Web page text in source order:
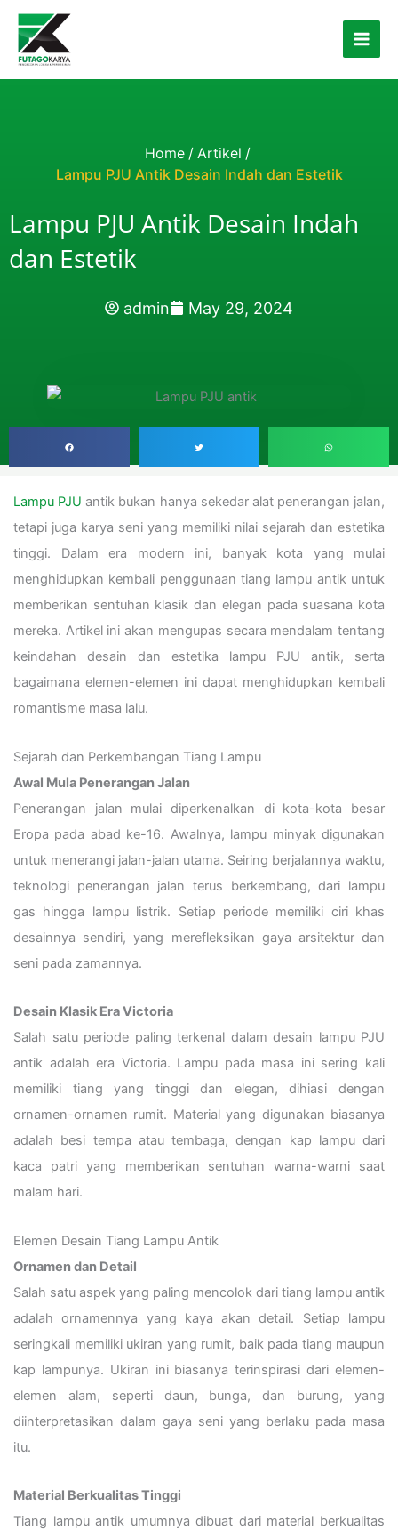
Skip to content
Home / Artikel /
Lampu PJU Antik Desain Indah dan Estetik
Lampu PJU Antik Desain Indah
dan Estetik
admin May 29, 2024
Lampu PJU antik bukan hanya sekedar alat penerangan jalan,
tetapi juga karya seni yang memiliki nilai sejarah dan estetika
tinggi. Dalam era modern ini, banyak kota yang mulai
menghidupkan kembali penggunaan tiang lampu antik untuk
memberikan sentuhan klasik dan elegan pada suasana kota
mereka. Artikel ini akan mengupas secara mendalam tentang
keindahan desain dan estetika lampu PJU antik, serta
bagaimana elemen-elemen ini dapat menghidupkan kembali
romantisme masa lalu.
Sejarah dan Perkembangan Tiang Lampu
Awal Mula Penerangan Jalan
Penerangan jalan mulai diperkenalkan di kota-kota besar
Eropa pada abad ke-16. Awalnya, lampu minyak digunakan
untuk menerangi jalan-jalan utama. Seiring berjalannya waktu,
teknologi penerangan jalan terus berkembang, dari lampu
gas hingga lampu listrik. Setiap periode memiliki ciri khas
desainnya sendiri, yang merefleksikan gaya arsitektur dan
seni pada zamannya.
Desain Klasik Era Victoria
Salah satu periode paling terkenal dalam desain lampu PJU
antik adalah era Victoria. Lampu pada masa ini sering kali
memiliki tiang yang tinggi dan elegan, dihiasi dengan
ornamen-ornamen rumit. Material yang digunakan biasanya
adalah besi tempa atau tembaga, dengan kap lampu dari
kaca patri yang memberikan sentuhan warna-warni saat
malam hari.
Elemen Desain Tiang Lampu Antik
Ornamen dan Detail
Salah satu aspek yang paling mencolok dari tiang lampu antik
adalah ornamennya yang kaya akan detail. Setiap lampu
seringkali memiliki ukiran yang rumit, baik pada tiang maupun
kap lampunya. Ukiran ini biasanya terinspirasi dari elemen-
elemen alam, seperti daun, bunga, dan burung, yang
diinterpretasikan dalam gaya seni yang berlaku pada masa
itu.
Material Berkualitas Tinggi
Tiang lampu antik umumnya dibuat dari material berkualitas